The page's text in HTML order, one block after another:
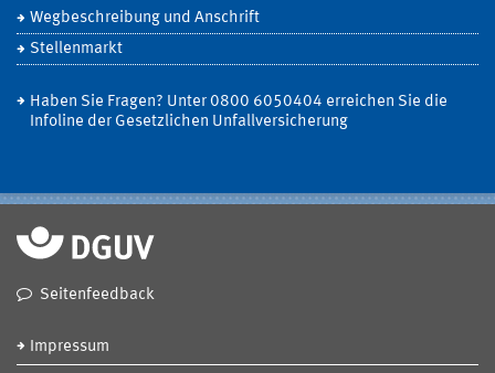
Wegbeschreibung und Anschrift
Stellenmarkt
Haben Sie Fragen? Unter 0800 6050404 erreichen Sie die
Infoline der Gesetzlichen Unfallversicherung
Seitenfeedback
Impressum